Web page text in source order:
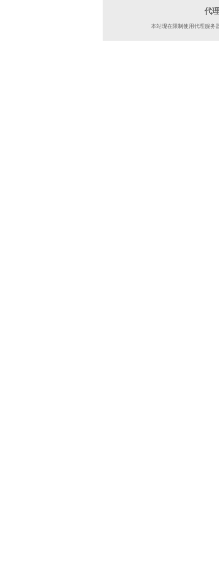
代
本站现在限制使用代理服务